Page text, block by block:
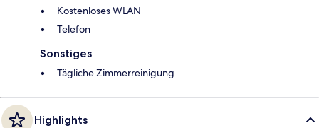
Kostenloses WLAN
Telefon
Sonstiges
Tägliche Zimmerreinigung
Highlights